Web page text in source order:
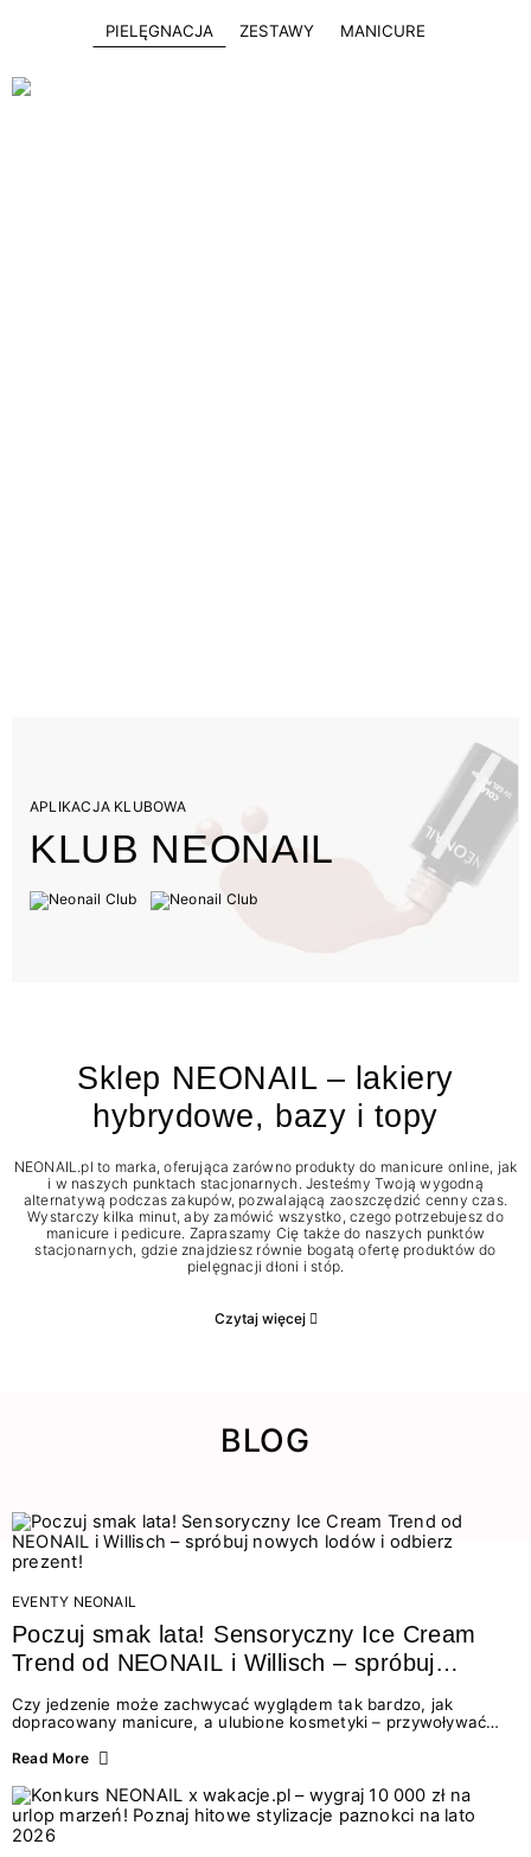
PIELĘGNACJA ZESTAWY MANICURE
APLIKACJA KLUBOWA
KLUB NEONAIL
Sklep NEONAIL – lakiery
hybrydowe, bazy i topy
NEONAIL.pl to marka, oferująca zarówno produkty do manicure online, jak
i w naszych punktach stacjonarnych. Jesteśmy Twoją wygodną
alternatywą podczas zakupów, pozwalającą zaoszczędzić cenny czas.
Wystarczy kilka minut, aby zamówić wszystko, czego potrzebujesz do
manicure i pedicure. Zapraszamy Cię także do naszych punktów
stacjonarnych, gdzie znajdziesz równie bogatą ofertę produktów do
pielęgnacji dłoni i stóp.
Czytaj więcej
BLOG
EVENTY NEONAIL
Poczuj smak lata! Sensoryczny Ice Cream
Trend od NEONAIL i Willisch – spróbuj
nowych lodów i odbierz prezent!
Czy jedzenie może zachwycać wyglądem tak bardzo, jak
dopracowany manicure, a ulubione kosmetyki – przywoływać
świata beauty i oszałamiających deserów to coś więcej niż
zmysłami: przez soczysty kolor, aksamitną teksturę,
orzeźwiający zapach i słodki akcent na podniebieniu. Tego lata
NEONAIL łączy siły z marką Willisch, tworząc unikalny projekt
na styku jedzenia i piękna....
Read More